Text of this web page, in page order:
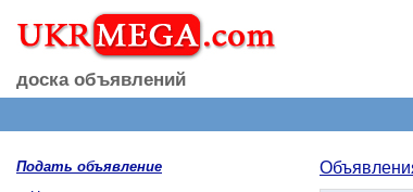
доска объявлений
Подать объявление